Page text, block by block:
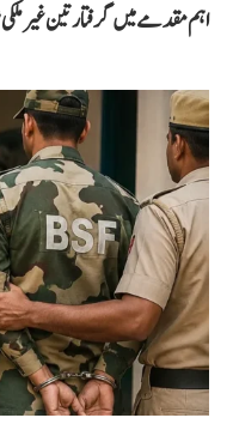
اہم مقدمے میں گرفتار تین غیر ملکی